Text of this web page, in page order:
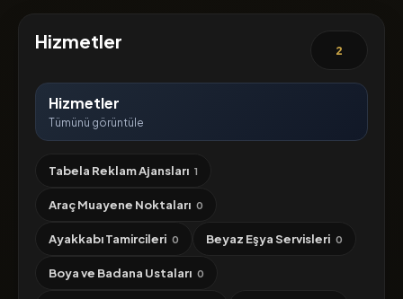
Hizmetler 2
Hizmetler
Tümünü görüntüle
Tabela Reklam Ajansları 1
Araç Muayene Noktaları 0
Ayakkabı Tamircileri 0 Beyaz Eşya Servisleri 0
Boya ve Badana Ustaları 0